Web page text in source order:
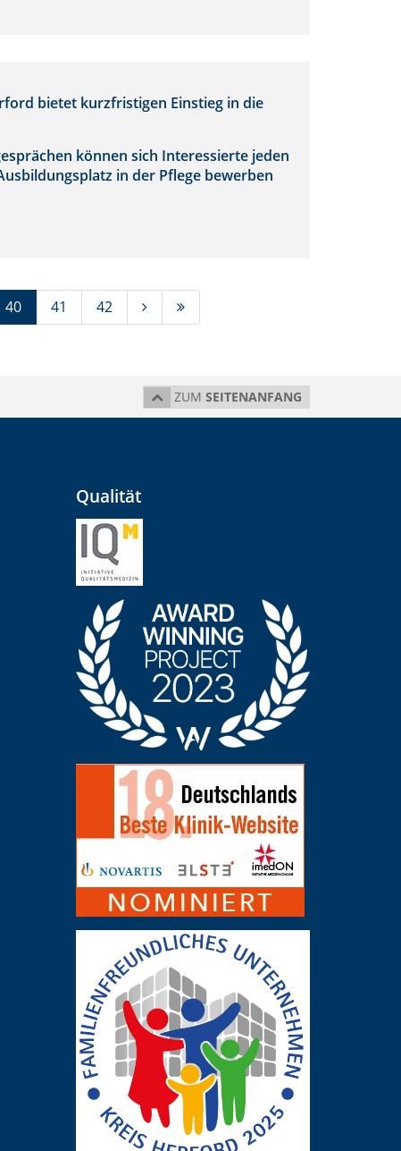
bietet kurzfristigen Einstieg in die
können sich Interessierte jeden
in der Pflege bewerben
40(Standort)
41 42
ZUM SEITENANFANG
Qualität